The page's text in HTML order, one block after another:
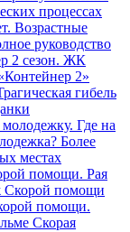
процессах
Возрастные
руководство
2 сезон. ЖК
2»
гибель
Где на
Более
местах
помощи. Рая
Скорой помощи
помощи.
Скорая